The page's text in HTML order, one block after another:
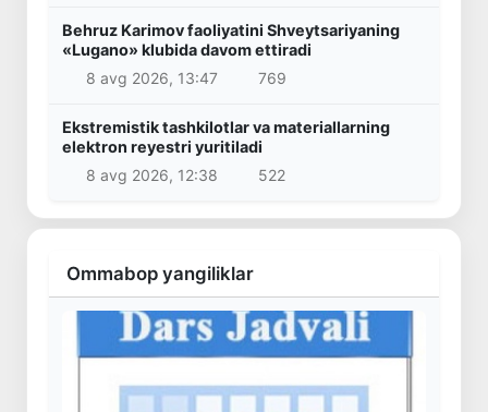
Behruz Karimov faoliyatini Shveytsariyaning
«Lugano» klubida davom ettiradi
8 avg 2026, 13:47
769
Ekstremistik tashkilotlar va materiallarning
elektron reyestri yuritiladi
8 avg 2026, 12:38
522
Ommabop yangiliklar